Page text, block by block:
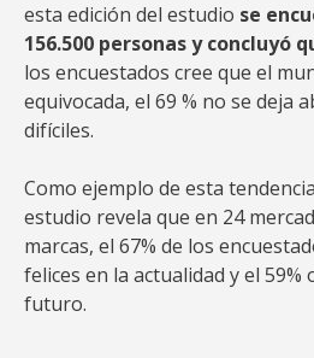
esta edición del estudio se
156.500 personas y concluyó
los encuestados cree que el
equivocada, el 69 % no se deja
difíciles.
Como ejemplo de esta
estudio revela que en 24
marcas, el 67% de los
felices en la actualidad y el 59%
futuro.